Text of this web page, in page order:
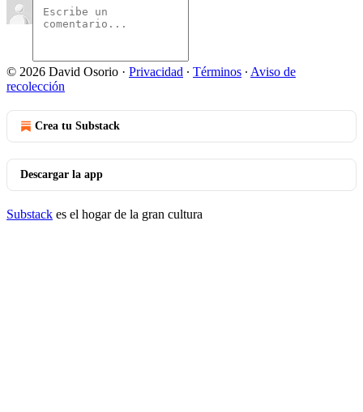
© 2026 David Osorio · Privacidad ∙ Términos ∙ Aviso de
recolección
Crea tu Substack
Descargar la app
Substack es el hogar de la gran cultura